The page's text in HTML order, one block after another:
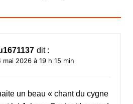
dit :
2026 à 19 h 15 min
un beau « chant du cygne